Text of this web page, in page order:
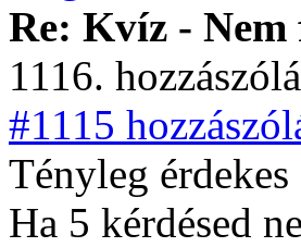
Re: Kvíz -
1116.
#1115
Tényleg
Ha 5 kérdésed